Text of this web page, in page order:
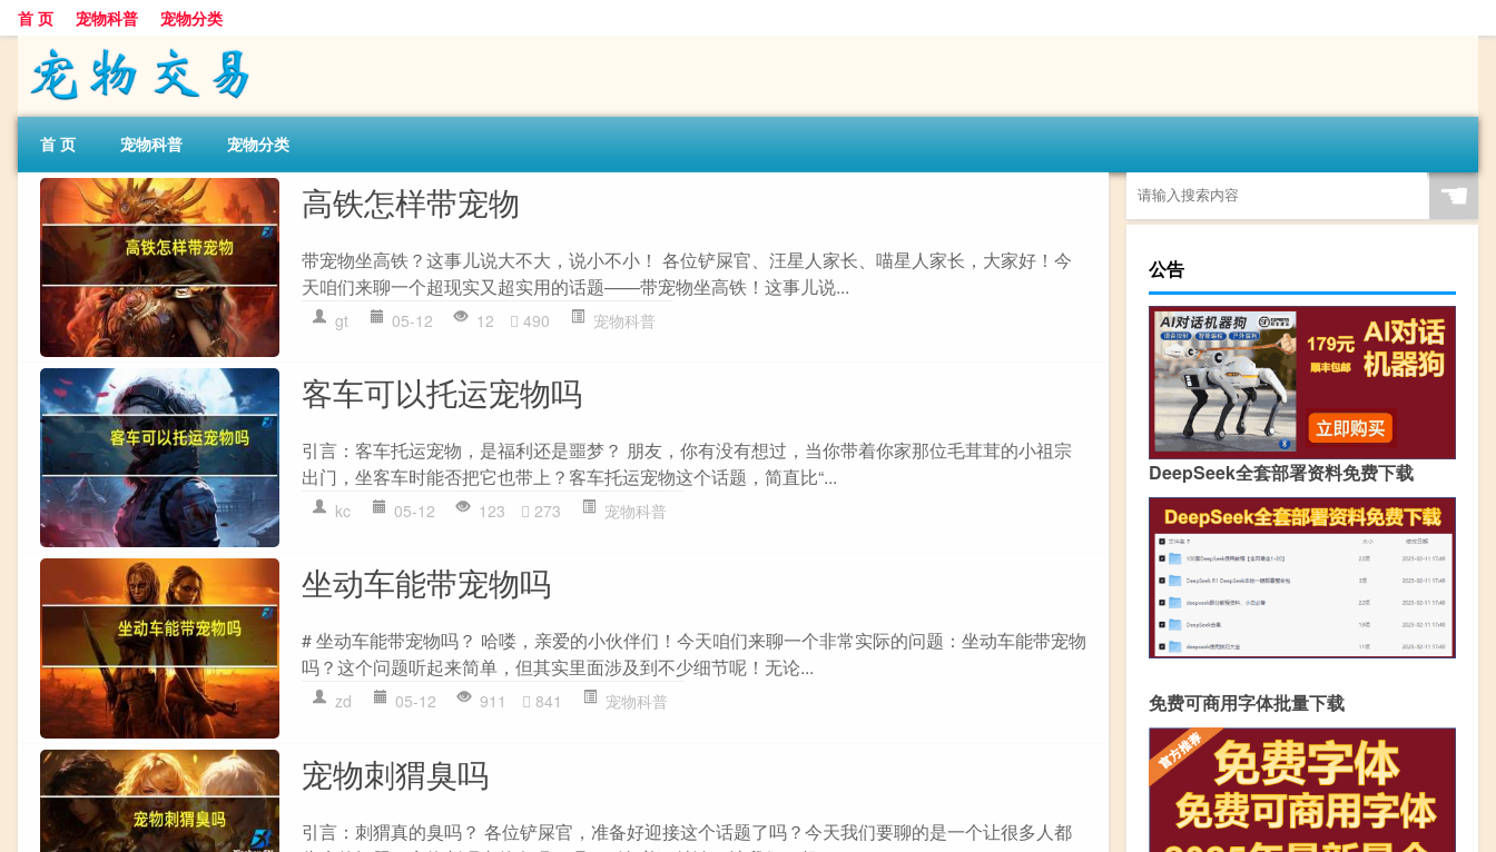
首 页 宠物科普 宠物分类
首 页 宠物科普 宠物分类
高铁怎样带宠物
带宠物坐高铁？这事儿说大不大，说小不小！ 各位铲屎官、汪星人家长、喵星人家长，大家好！今
天咱们来聊一个超现实又超实用的话题——带宠物坐高铁！这事儿说...
gt 05-12 12 490 宠物科普
客车可以托运宠物吗
引言：客车托运宠物，是福利还是噩梦？ 朋友，你有没有想过，当你带着你家那位毛茸茸的小祖宗
出门，坐客车时能否把它也带上？客车托运宠物这个话题，简直比“...
kc 05-12 123 273 宠物科普
坐动车能带宠物吗
# 坐动车能带宠物吗？ 哈喽，亲爱的小伙伴们！今天咱们来聊一个非常实际的问题：坐动车能带宠物
吗？这个问题听起来简单，但其实里面涉及到不少细节呢！无论...
zd 05-12 911 841 宠物科普
宠物刺猬臭吗
引言：刺猬真的臭吗？ 各位铲屎官，准备好迎接这个话题了吗？今天我们要聊的是一个让很多人都
☚
公告
DeepSeek全套部署资料免费下载
免费可商用字体批量下载